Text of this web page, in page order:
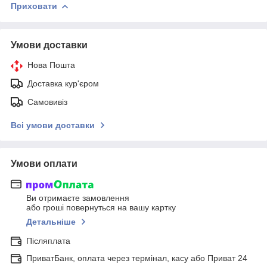
Приховати
Умови доставки
Нова Пошта
Доставка кур'єром
Самовивіз
Всі умови доставки
Умови оплати
Ви отримаєте замовлення
або гроші повернуться на вашу картку
Детальніше
Післяплата
ПриватБанк, оплата через термінал, касу або Приват 24